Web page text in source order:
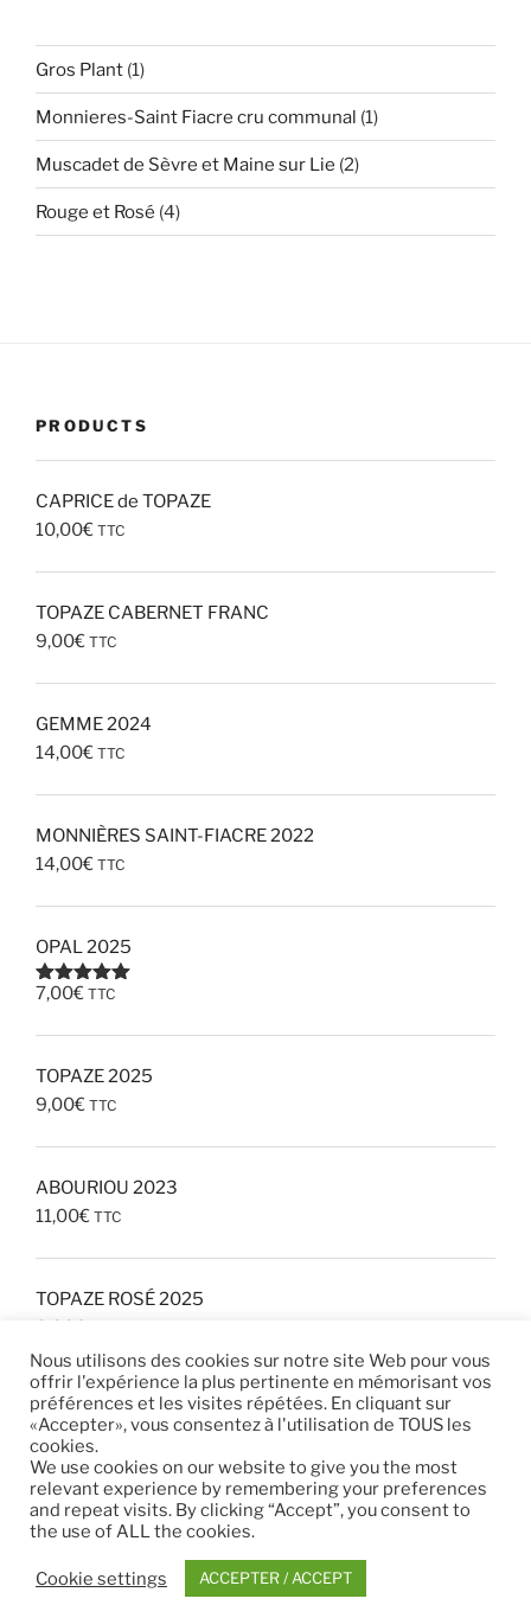
Gros Plant 11
produit
Monnieres-Saint Fiacre cru communal 11
produit
Muscadet de Sèvre et Maine sur Lie 22
produits
Rouge et Rosé 44
produits
PRODUCTS
CAPRICE de TOPAZE
10,00€ TTC
TOPAZE CABERNET FRANC
9,00€ TTC
GEMME 2024
14,00€ TTC
MONNIÈRES SAINT-FIACRE 2022
14,00€ TTC
OPAL 2025
Note5.00
7,00€ TTC
TOPAZE 2025
9,00€ TTC
ABOURIOU 2023
11,00€ TTC
TOPAZE ROSÉ 2025
Instagram
Nous utilisons des cookies sur notre site Web pour vous
offrir l'expérience la plus pertinente en mémorisant vos
préférences et les visites répétées. En cliquant sur
«Accepter», vous consentez à l'utilisation de TOUS les
cookies.
We use cookies on our website to give you the most
relevant experience by remembering your preferences
and repeat visits. By clicking “Accept”, you consent to
the use of ALL the cookies.
Cookie settings ACCEPTER / ACCEPT